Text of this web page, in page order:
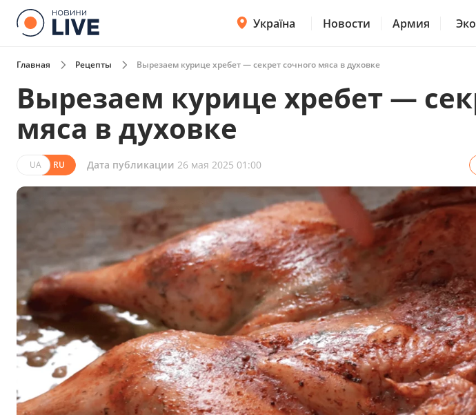
Україна Новости Армия
Главная Рецепты Вырезаем курице хребет — секрет сочного мяса в духовке
Вырезаем курице хребет —
мяса в духовке
UA RU Дата публикации 26 мая 2025 01:00